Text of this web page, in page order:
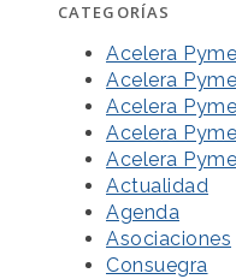
CATEGORÍAS
Acelera
Acelera
Acelera
Acelera
Acelera
Actualidad
Agenda
Asociaciones
Consuegra